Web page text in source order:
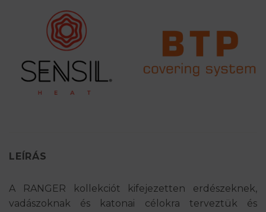
LEÍRÁS
A RANGER kollekciót kifejezetten erdészeknek,
vadászoknak és katonai célokra terveztük és